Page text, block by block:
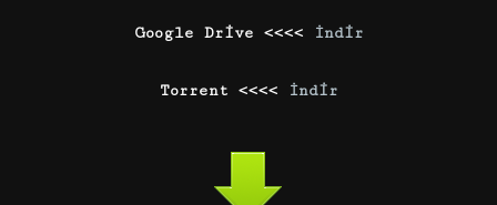
Google Drive <<<< İndir
Torrent <<<< İndir